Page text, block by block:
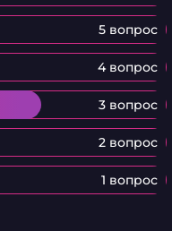
5 вопрос
4 вопрос
3 вопрос
2 вопрос
1 вопрос